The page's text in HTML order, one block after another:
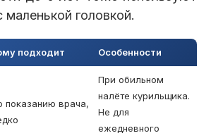
маленькой головкой.
подходит Особенности
показанию врача,
При обильном
налёте курильщика.
Не для
ежедневного